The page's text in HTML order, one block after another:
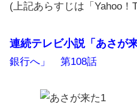
(上記あらすじは「Yahoo！
連続テレビ小説「あさが来
銀行へ」 第108話